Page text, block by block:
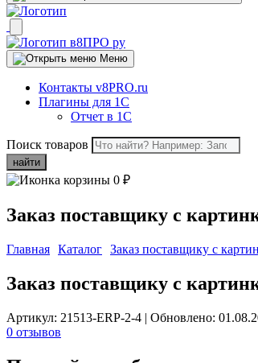
Меню
Контакты v8PRO.ru
Плагины для 1С
Отчет в 1С
Поиск товаров
найти
0 ₽
Заказ поставщику с
Главная Каталог Заказ поставщику с
Заказ поставщику с
Артикул: 21513-ERP-2-4 | Обновлено:
0 отзывов